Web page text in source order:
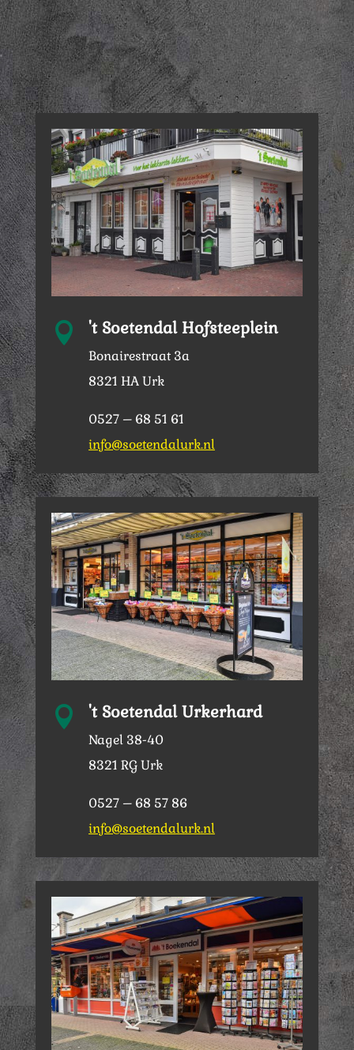
 't Soetendal Hofsteeplein
Bonairestraat 3a
8321 HA Urk
0527 – 68 51 61
info@soetendalurk.nl
 't Soetendal Urkerhard
Nagel 38-40
8321 RG Urk
0527 – 68 57 86
info@soetendalurk.nl